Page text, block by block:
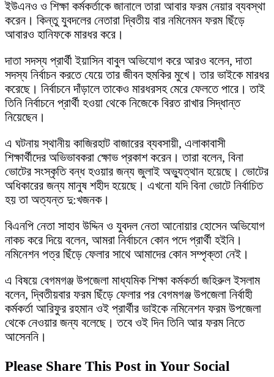
ইউএনও ও শিক্ষা কর্মকর্তাকে জানালে তারা আবার ফরম নেয়ার ব্যবস্থা
করেন। কিন্তু যুবদলের নেতারা দ্বিতীয় বার নমিনেমন ফরম ছিঁড়ে
আবারও হানিফকে মারধর করে।
দাতা সদস্য প্রার্থী ইয়াসিন বাবুল অভিযোগ করে আরও বলেন, দাতা
সদস্য নির্বাচন করতে যেয়ে তার জীবন হুমকির মুখে। তার ভাইকে মারধর
করেছে। নির্বাচনে দাঁড়ালে তাকেও মারধরসহ মেরে ফেলতে পারে। তাই
তিনি নির্বাচনে প্রার্থী হওয়া থেকে নিজেকে বিরত রাখার সিদ্ধান্ত
নিয়েছেন।
এ ঘটনায় স্থানীয় কাজিরহাট বাজারের ব্যবসায়ী, এলাকাবাসী
শিক্ষার্থীদের অভিভাবকরা ক্ষোভ প্রকাশ করেন। তারা বলেন, বিনা
ভোটের সংস্কৃতি বন্ধ হওয়ার জন্য জুলাই অভ্যুত্থান হয়েছে। ভোটের
অধিকারের জন্য মানুষ শহীদ হয়েছে। এখনো যদি বিনা ভোটে নির্বাচিত
হয় তা অত্যন্ত দু:খজনক।
বিএনপি নেতা সাহাব উদ্দিন ও যুবদল নেতা আনোয়ার হোসেন অভিযোগ
নাকচ করে দিয়ে বলেন, আমরা নির্বাচনে কোন পদে প্রার্থী হইনি।
নমিনেশন পত্র ছিঁড়ে ফেলার সাথে আমাদের কোন সম্পৃক্তা নেই।
এ বিষয়ে বেগমগঞ্জ উপজেলা মাধ্যমিক শিক্ষা কর্মকর্তা জহিরুল ইসলাম
বলেন, দ্বিতীয়বার ফরম ছিঁড়ে ফেলার পর বেগমগঞ্জ উপজেলা নির্বাহী
কর্মকর্তা আরিফুর রহমান ওই প্রার্থীর ভাইকে নমিনেশন ফরম উপজেলা
থেকে নেওয়ার জন্য বলেছে। তবে ওই দিন তিনি আর ফরম নিতে
আসেননি।
Please Share This Post in Your Social